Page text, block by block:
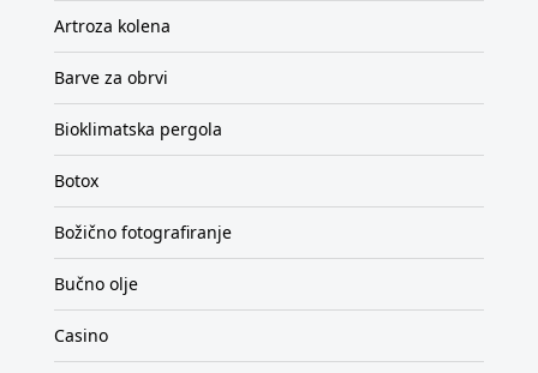
Artroza kolena
Barve za obrvi
Bioklimatska pergola
Botox
Božično fotografiranje
Bučno olje
Casino